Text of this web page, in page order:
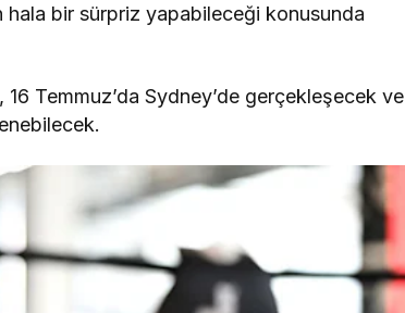
bir sürpriz yapabileceği konusunda
Temmuz’da Sydney’de gerçekleşecek ve